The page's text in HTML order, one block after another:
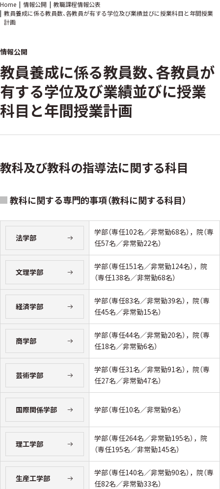
Home 情報公開
教職課程情報公表
教員養成に係る教員数、各教員が有する学位及び業績並びに授業科目と年間授業
計画
情報公開
教員養成に係る教員数、各教員が
有する学位及び業績並びに授業
科目と年間授業計画
教科及び教科の指導法に関する科目
教科に関する専門的事項（教科に関する科目）
法学部
学部（専任102名／非常勤68名），院（専
任57名／非常勤22名）
文理学部
学部（専任151名／非常勤124名），院
（専任138名／非常勤68名）
経済学部
学部（専任83名／非常勤39名），院（専
任45名／非常勤15名）
商学部
学部（専任44名／非常勤20名），院（専
任18名／非常勤6名）
芸術学部
学部（専任31名／非常勤91名），院（専
任27名／非常勤47名）
国際関係学部 学部（専任10名／非常勤9名）
理工学部
学部（専任264名／非常勤195名），院
（専任195名／非常勤145名）
生産工学部
学部（専任140名／非常勤90名），院（専
任82名／非常勤33名）